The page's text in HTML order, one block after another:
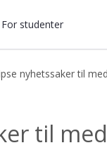
For studenter
nyhetssaker til
til